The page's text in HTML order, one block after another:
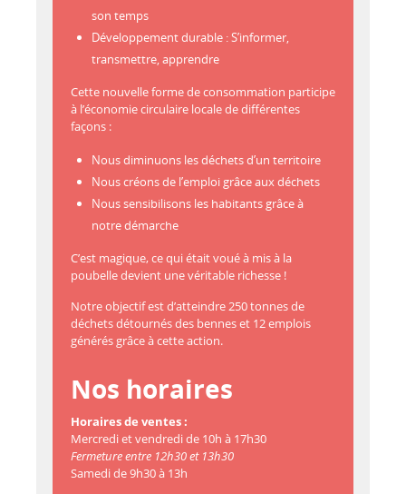
son temps
Développement durable : S’informer,
transmettre, apprendre
Cette nouvelle forme de consommation participe
à l’économie circulaire locale de différentes
façons :
Nous diminuons les déchets d’un territoire
Nous créons de l’emploi grâce aux déchets
Nous sensibilisons les habitants grâce à
notre démarche
C’est magique, ce qui était voué à mis à la
poubelle devient une véritable richesse !
Notre objectif est d’atteindre 250 tonnes de
déchets détournés des bennes et 12 emplois
générés grâce à cette action.
Nos horaires
Horaires de ventes :
Mercredi et vendredi de 10h à 17h30
Fermeture entre 12h30 et 13h30
Samedi de 9h30 à 13h